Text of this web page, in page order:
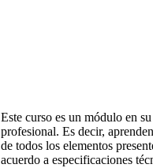
Este curso es un módulo en
profesional. Es decir,
de todos los elementos
acuerdo a especificaciones